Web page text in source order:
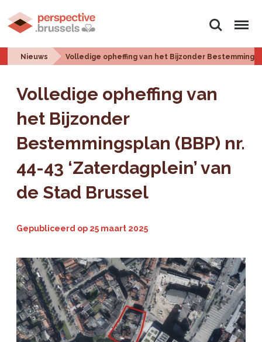
Zoeken Menu
Nieuws Volledige opheffing van het Bijzonder
Volledige opheffing van
het Bijzonder
Bestemmingsplan (BBP) nr.
44-43 ‘Zaterdagplein’ van
de Stad Brussel
Gepubliceerd op 25 maart 2025